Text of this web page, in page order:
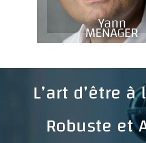
L’art d’être
Robuste et